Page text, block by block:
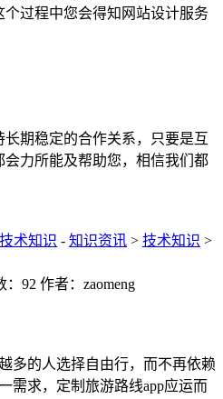
过程中您会得知网站设计服务
期稳定的合作关系，只要是互
力所能及帮助您，相信我们都
技术知识 - 知识资讯 > 技术知识 >
：92 作者：zaomeng
多的人选择自由行，而不再依赖
需求，定制旅游路线app应运而